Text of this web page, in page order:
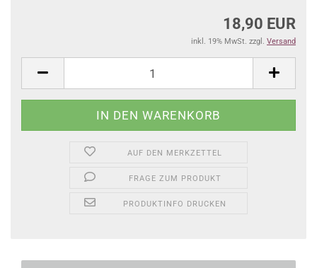
18,90 EUR
inkl. 19% MwSt. zzgl. Versand
AUF DEN MERKZETTEL
FRAGE ZUM PRODUKT
PRODUKTINFO DRUCKEN